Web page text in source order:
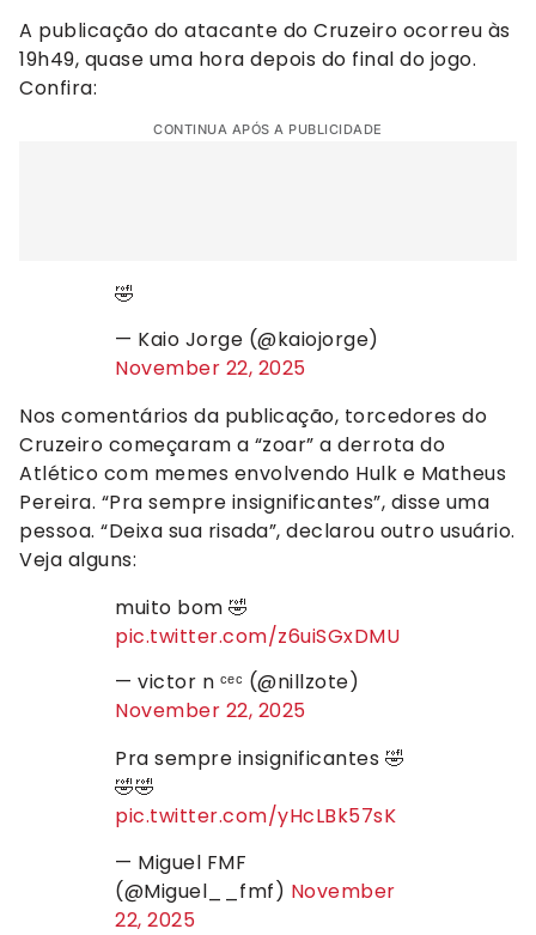
A publicação do atacante do Cruzeiro ocorreu às
19h49, quase uma hora depois do final do jogo.
Confira:
CONTINUA APÓS A PUBLICIDADE
🤣
— Kaio Jorge (@kaiojorge)
November 22, 2025
Nos comentários da publicação, torcedores do
Cruzeiro começaram a “zoar” a derrota do
Atlético com memes envolvendo Hulk e Matheus
Pereira. “Pra sempre insignificantes”, disse uma
pessoa. “Deixa sua risada”, declarou outro usuário.
Veja alguns:
muito bom 🤣
pic.twitter.com/z6uiSGxDMU
— victor n ᶜᵉᶜ (@nillzote)
November 22, 2025
Pra sempre insignificantes 🤣
🤣🤣
pic.twitter.com/yHcLBk57sK
— Miguel FMF
(@Miguel__fmf) November
22, 2025